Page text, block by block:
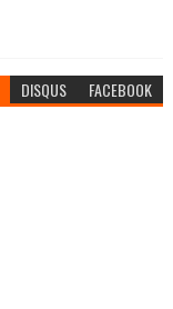
DISQUS FACEBOOK